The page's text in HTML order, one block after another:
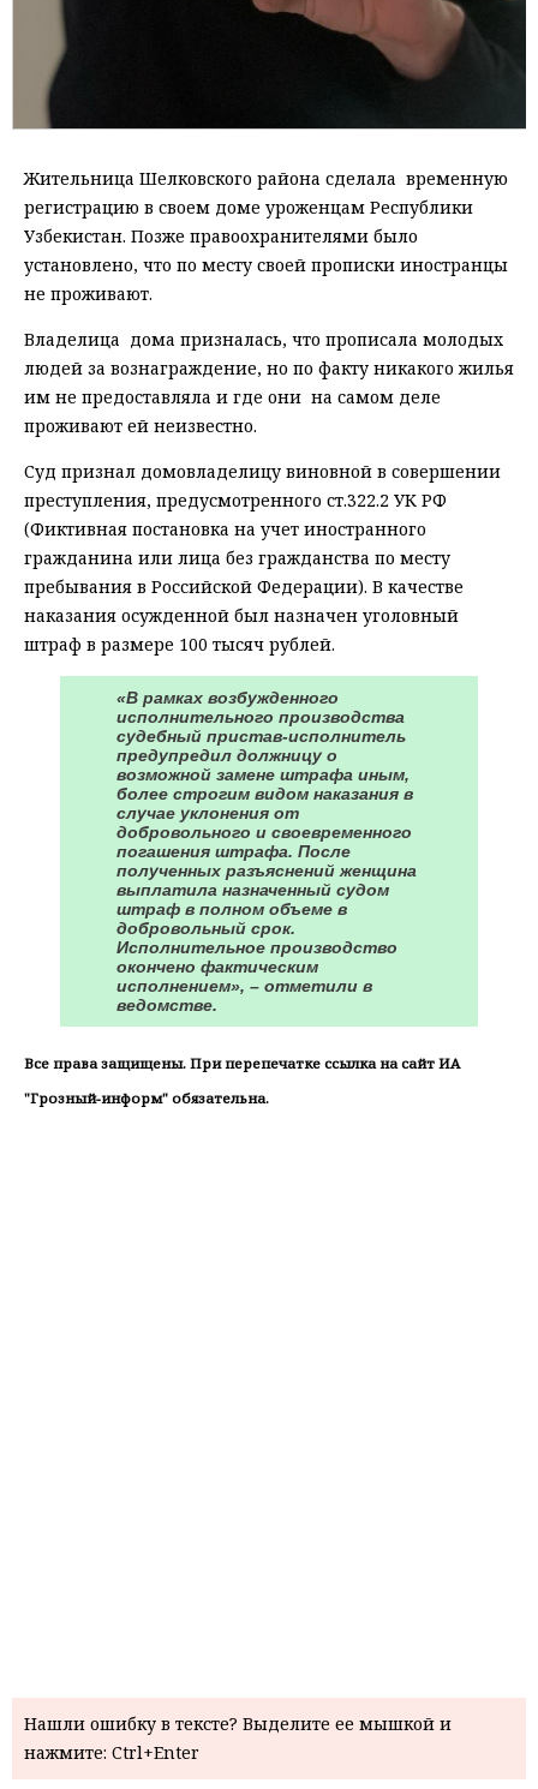
Жительница Шелковского района сделала ​ временную
регистрацию в своем доме уроженцам Республики
Узбекистан. ​Позже правоохранителями было
установлено, что по месту своей прописки иностранцы
не проживают.
Владелица ​ дома призналась, что прописала молодых
людей за вознаграждение, но по факту никакого жилья
им не предоставляла и где они ​ на самом деле ​
проживают ей неизвестно.
Суд признал ​домовладелицу виновной в совершении
преступления, предусмотренного ст.322.2 УК РФ
(Фиктивная постановка на учет иностранного
гражданина или лица без гражданства по месту
пребывания в Российской Федерации). В качестве
наказания осужденной ​был назначен уголовный
штраф в размере 100 тысяч рублей.
«В рамках возбужденного
исполнительного производства
судебный пристав-исполнитель
предупредил должницу о
возможной замене штрафа иным,
более строгим видом ​наказания в
случае уклонения от
добровольного и своевременного
погашения штрафа. После
полученных разъяснений ​женщина
выплатила назначенный судом
штраф в полном объеме в
добровольный срок. ​
Исполнительное производство
окончено фактическим
исполнением», – отметили в
ведомстве. ​
Все права защищены. При перепечатке ссылка на сайт ИА
"Грозный-информ" обязательна.
Нашли ошибку в тексте? Выделите ее мышкой и
нажмите: Ctrl+Enter